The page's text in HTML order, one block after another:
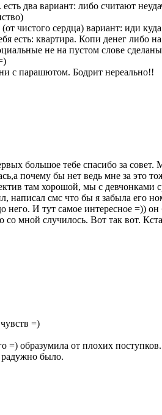
два вариант: либо считают
чистого сердца) вариант: иди
есть: квартира. Копи денег либо
не на пустом слове
с парашютом. Бодрит нереально!!
большое тебе спасибо за
почему бы нет ведь мне за это
там хорошой, мы с
смс что бы я забыла его
И тут самое интересное =))
со мной случилось. Вот так вот.
=)
=) образумила от плохих поступков.
радужно было.